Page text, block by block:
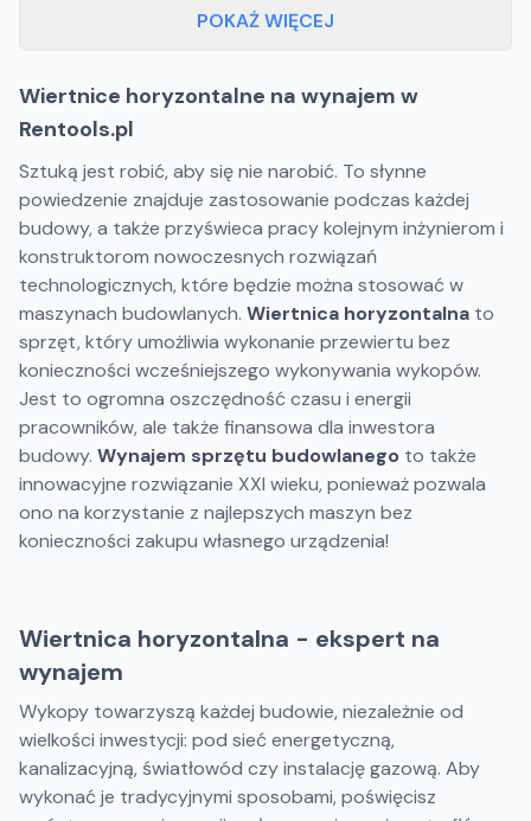
POKAŻ WIĘCEJ
Wiertnice horyzontalne na wynajem w
Rentools.pl
Sztuką jest robić, aby się nie narobić. To słynne
powiedzenie znajduje zastosowanie podczas każdej
budowy, a także przyświeca pracy kolejnym inżynierom i
konstruktorom nowoczesnych rozwiązań
technologicznych, które będzie można stosować w
maszynach budowlanych. Wiertnica horyzontalna to
sprzęt, który umożliwia wykonanie przewiertu bez
konieczności wcześniejszego wykonywania wykopów.
Jest to ogromna oszczędność czasu i energii
pracowników, ale także finansowa dla inwestora
budowy. Wynajem sprzętu budowlanego to także
innowacyjne rozwiązanie XXI wieku, ponieważ pozwala
ono na korzystanie z najlepszych maszyn bez
konieczności zakupu własnego urządzenia!
Wiertnica horyzontalna - ekspert na
wynajem
Wykopy towarzyszą każdej budowie, niezależnie od
wielkości inwestycji: pod sieć energetyczną,
kanalizacyjną, światłowód czy instalację gazową. Aby
wykonać je tradycyjnymi sposobami, poświęcisz